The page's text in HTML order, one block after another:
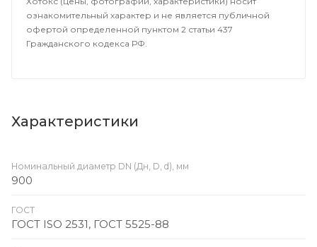
ознакомительный характер и не является публичной
офертой определенной пунктом 2 статьи 437
Гражданского кодекса РФ.
Характеристики
Номинальный диаметр DN (Дн, D, d), мм
900
ГОСТ
ГОСТ ISO 2531, ГОСТ 5525-88